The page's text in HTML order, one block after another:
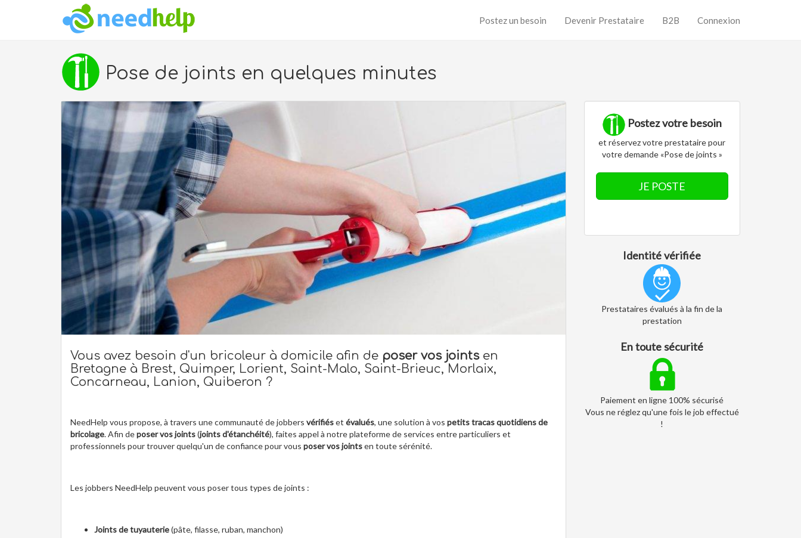
Postez un besoin Devenir Prestataire B2B Connexion
Pose de joints en quelques minutes
Vous avez besoin d'un bricoleur à domicile afin de poser vos jointsen
Bretagne à Brest, Quimper, Lorient, Saint-Malo, Saint-Brieuc, Morlaix,
Concarneau, Lanion, Quiberon ?
NeedHelp vous propose, à travers une communauté de jobbers vérifiéset évalués, une solution à vos petits tracas quotidiens de
bricolage. Afin deposer vos joints(joints d'étanchéité), faites appel à notre plateforme de services entre particuliers et
professionnels pour trouver quelqu'un de confiance pour vous poser vos jointsen toute sérénité.
Les jobbers NeedHelp peuvent vous poser tous types de joints :
Joints de tuyauterie(pâte, filasse, ruban, manchon)
Postez votre besoin
et réservez votre prestataire pour
votre demande «Pose de joints »
JE POSTE
Identité vérifiée
Prestataires évalués à la fin de la
prestation
En toute sécurité
Paiement en ligne 100% sécurisé
Vous ne réglez qu'une fois le job effectué
!